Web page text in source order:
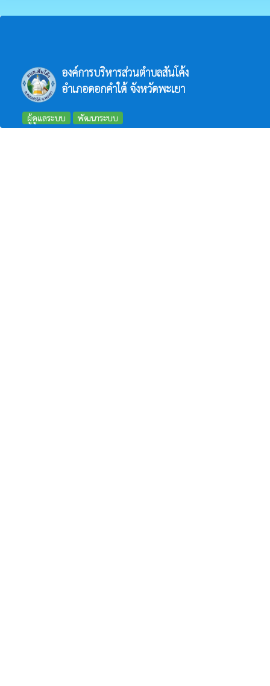
องค์การบริหารส่วนตำบลสันโค้ง
อำเภอดอกคำใต้ จังหวัดพะเยา
ผู้ดูแลระบบ พัฒนาระบบ